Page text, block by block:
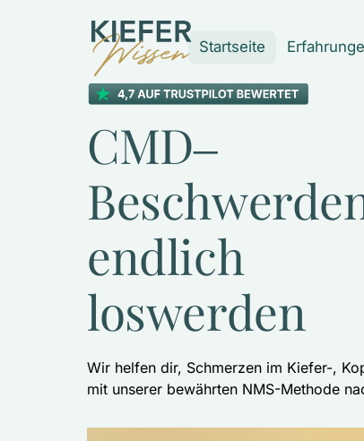
Startseite
CMD‒
loswerden
Wir helfen dir, Schmerzen im Kiefer-,
mit unserer bewährten NMS-Methode